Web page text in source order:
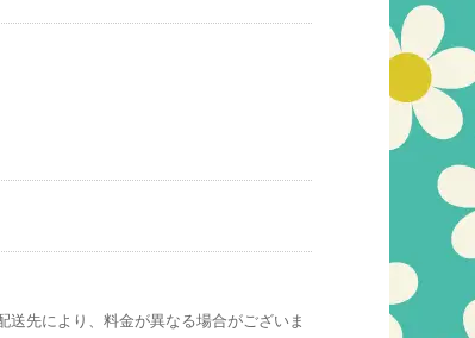
先により、料金が異なる場合がございま